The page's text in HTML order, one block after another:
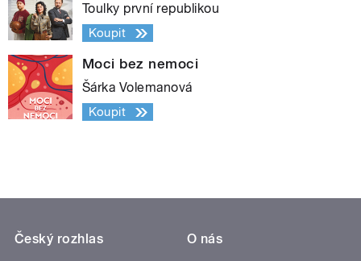
Toulky první republikou
Koupit
Moci bez nemoci
Šárka Volemanová
Koupit
Český rozhlas
O nás